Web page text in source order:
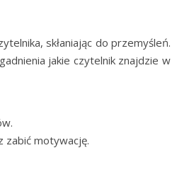
skłaniając do przemyśleń.
jakie czytelnik znajdzie w
zabić motywację.